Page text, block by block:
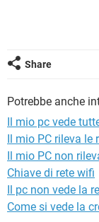
Share
Potrebbe anche
Il mio pc vede
Il mio PC rileva le
Il mio PC non
Chiave di rete wifi
Il pc non vede la
Come si vede la